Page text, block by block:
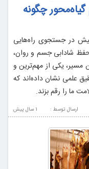
چگونه
در جستجوی راه‌هایی
حفظ شادابی جسم و روان،
مسیر، یکی از مهم‌ترین و
علمی نشان داده‌اند که
ما را رقم بزند.
1 سال پيش ارسال توسط :